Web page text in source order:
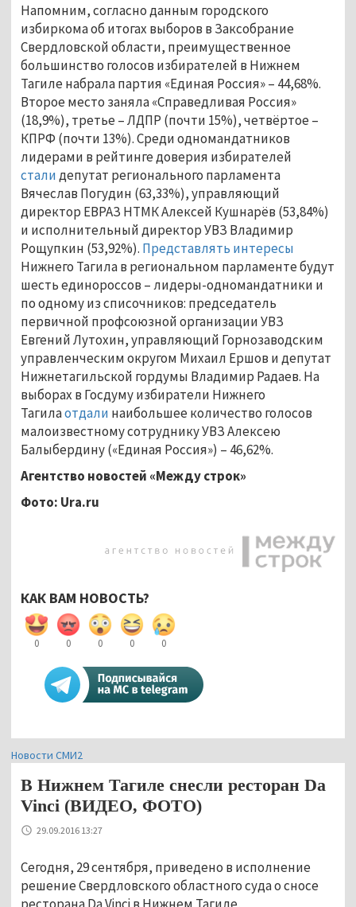
Напомним, согласно данным городского
избиркома об итогах выборов в Заксобрание
Свердловской области, преимущественное
большинство голосов избирателей в Нижнем
Тагиле набрала партия «Единая Россия» – 44,68%.
Второе место заняла «Справедливая Россия»
(18,9%), третье – ЛДПР (почти 15%), четвёртое –
КПРФ (почти 13%). Среди одномандатников
лидерами в рейтинге доверия избирателей
сталидепутат регионального парламента
Вячеслав Погудин (63,33%), управляющий
директор ЕВРАЗ НТМК Алексей Кушнарёв (53,84%)
и исполнительный директор УВЗ Владимир
Рощупкин (53,92%). Представлять интересы
Нижнего Тагила в региональном парламенте будут
шесть единороссов – лидеры-одномандатники и
по одному из списочников: председатель
первичной профсоюзной организации УВЗ
Евгений Лутохин, управляющий Горнозаводским
управленческим округом Михаил Ершов и депутат
Нижнетагильской гордумы Владимир Радаев. На
выборах в Госдуму избиратели Нижнего
Тагилаотдали наибольшее количество голосов
малоизвестному сотруднику УВЗ Алексею
Балыбердину («Единая Россия») – 46,62%.
Агентство новостей «Между строк»
Фото: Ura.ru
КАК ВАМ НОВОСТЬ?
0 0 0 0 0
Новости СМИ2
В Нижнем Тагиле снесли ресторан Da
Vinci (ВИДЕО, ФОТО)
29.09.2016 13:27
Сегодня, 29 сентября, приведено в исполнение
решение Свердловского областного суда о сносе